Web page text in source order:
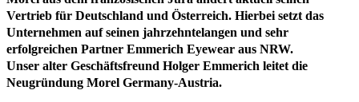
Vertrieb für Deutschland und Österreich. Hierbei setzt das
Unternehmen auf seinen jahrzehntelangen und sehr
erfolgreichen Partner Emmerich Eyewear aus NRW.
Unser alter Geschäftsfreund Holger Emmerich leitet die
Neugründung Morel Germany-Austria.